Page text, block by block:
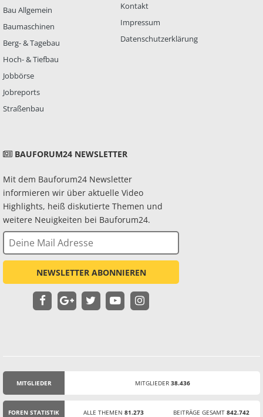
Bau Allgemein
Baumaschinen
Berg- & Tagebau
Hoch- & Tiefbau
Jobbörse
Jobreports
Straßenbau
Kontakt
Impressum
Datenschutzerklärung
BAUFORUM24 NEWSLETTER
Mit dem Bauforum24 Newsletter
informieren wir über aktuelle Video
Highlights, heiß diskutierte Themen und
weitere Neuigkeiten bei Bauforum24.
NEWSLETTER ABONNIEREN
MITGLIEDER MITGLIEDER 38.436
FOREN STATISTIK ALLE THEMEN 81.273 BEITRÄGE GESAMT 842.742